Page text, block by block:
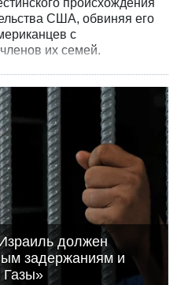
происхождения
США, обвиняя его
с
их семей,
должен
задержаниям и
Газы»